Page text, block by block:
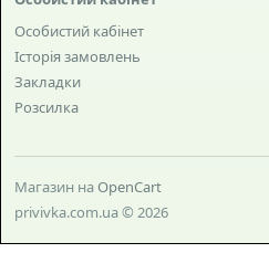
Особистий кабінет
Історія замовлень
Закладки
Розсилка
Магазин на OpenCart
privivka.com.ua © 2026